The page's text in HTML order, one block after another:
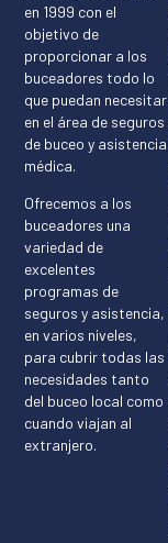
en 1999 con el
objetivo de
proporcionar a los
buceadores todo lo
que puedan necesitar
en el área de seguros
de buceo y asistencia
médica.
Ofrecemos a los
buceadores una
variedad de
excelentes
programas de
seguros y asistencia,
en varios niveles,
para cubrir todas las
necesidades tanto
del buceo local como
cuando viajan al
extranjero.